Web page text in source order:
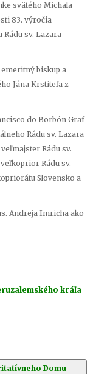
svätého Michala
83. výročia
sv. Lazara
biskup a
Jána Krstiteľa z
do Borbón Graf
Rádu sv. Lazara
Rádu sv.
Rádu sv.
Slovensko a
Andreja Imricha ako
kráľa
Domu